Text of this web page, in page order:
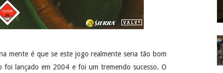
mente é que se este jogo realmente seria tão bom
lançado em 2004 e foi um tremendo sucesso. O